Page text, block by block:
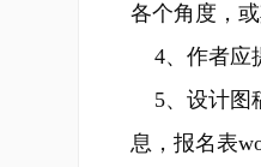
各个角度，
4、作者应
5、设计图
息，报名表